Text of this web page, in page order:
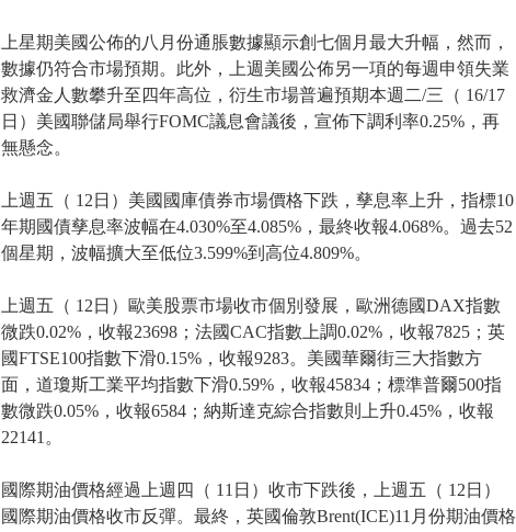
上星期美國公佈的八月份通脹數據顯示創七個月最大升幅，然而，
數據仍符合市場預期。此外，上週美國公佈另一項的每週申領失業
救濟金人數攀升至四年高位，衍生市場普遍預期本週二/三（ 16/17
日）美國聯儲局舉行FOMC議息會議後，宣佈下調利率0.25%，再
無懸念。
上週五（ 12日）美國國庫債券市場價格下跌，孳息率上升，指標10
年期國債孳息率波幅在4.030%至4.085%，最終收報4.068%。過去52
個星期，波幅擴大至低位3.599%到高位4.809%。
上週五（ 12日）歐美股票市場收市個別發展，歐洲德國DAX指數
微跌0.02%，收報23698；法國CAC指數上調0.02%，收報7825；英
國FTSE100指數下滑0.15%，收報9283。美國華爾街三大指數方
面，道瓊斯工業平均指數下滑0.59%，收報45834；標準普爾500指
數微跌0.05%，收報6584；納斯達克綜合指數則上升0.45%，收報
22141。
國際期油價格經過上週四（ 11日）收市下跌後，上週五（ 12日）
國際期油價格收市反彈。最終，英國倫敦Brent(ICE)11月份期油價格